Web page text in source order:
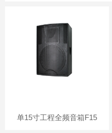
单15寸工程全频音箱F15